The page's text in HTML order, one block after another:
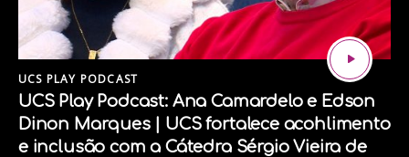
tags:
JOGO JUEGOSERIO LEGO
LEGOSERIOUSPLAY
UCS PLAY PODCAST
UCS Play Podcast: Ana Camardelo e Edson
Dinon Marques | UCS fortalece acohlimento
e inclusão com a Cátedra Sérgio Vieira de